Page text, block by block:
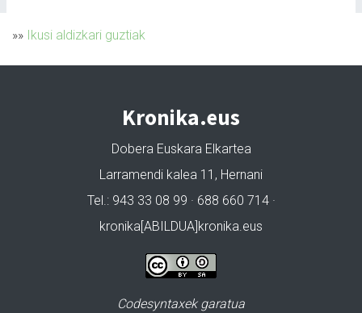
»» Ikusi aldizkari guztiak
Kronika.eus
Dobera Euskara Elkartea
Larramendi kalea 11, Hernani
Tel.: 943 33 08 99 · 688 660 714 ·
kronika[ABILDUA]kronika.eus
Codesyntaxek garatua